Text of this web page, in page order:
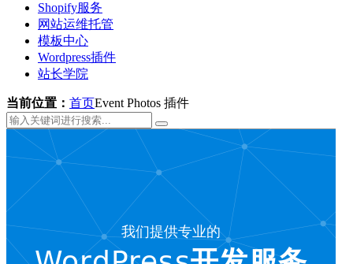
Shopify服务
网站运维托管
模板中心
Wordpress插件
站长学院
当前位置： 首页Event Photos 插件